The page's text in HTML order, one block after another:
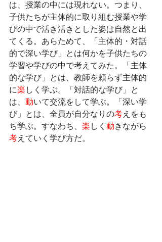
は、授業の中には現れない。つまり、
子供たちが主体的に取り組む授業や学
びの中で活き活きとした姿は自然と出
てくる。あらためて、「主体的・対話
的で深い学び」とは何かを子供たちの
学習や学びの中で考えてみた。「主体
的な学び」とは、教師を頼らず主体的
に楽 しく学ぶ。「対話的な学び」と
は、 動いて交流をして学ぶ。「深い学
び」とは、全員が自分なりの考えをも
ち学ぶ。すなわち、 楽 しく 動きながら
考えていく学び方だ。